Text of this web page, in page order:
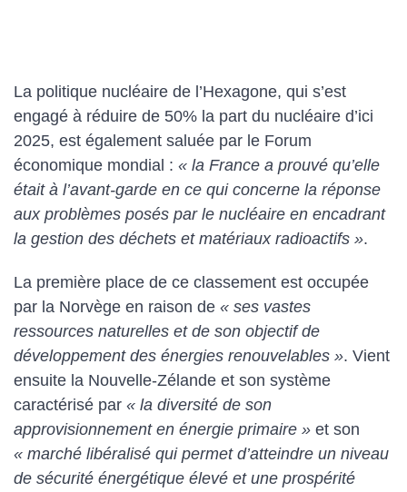
La politique nucléaire de l’Hexagone, qui s’est
engagé à réduire de 50% la part du nucléaire d’ici
2025, est également saluée par le Forum
économique mondial : « la France a prouvé qu’elle
était à l’avant-garde en ce qui concerne la réponse
aux problèmes posés par le nucléaire en encadrant
la gestion des déchets et matériaux radioactifs ».
La première place de ce classement est occupée
par la Norvège en raison de « ses vastes
ressources naturelles et de son objectif de
développement des énergies renouvelables ». Vient
ensuite la Nouvelle-Zélande et son système
caractérisé par « la diversité de son
approvisionnement en énergie primaire » et son
« marché libéralisé qui permet d’atteindre un niveau
de sécurité énergétique élevé et une prospérité